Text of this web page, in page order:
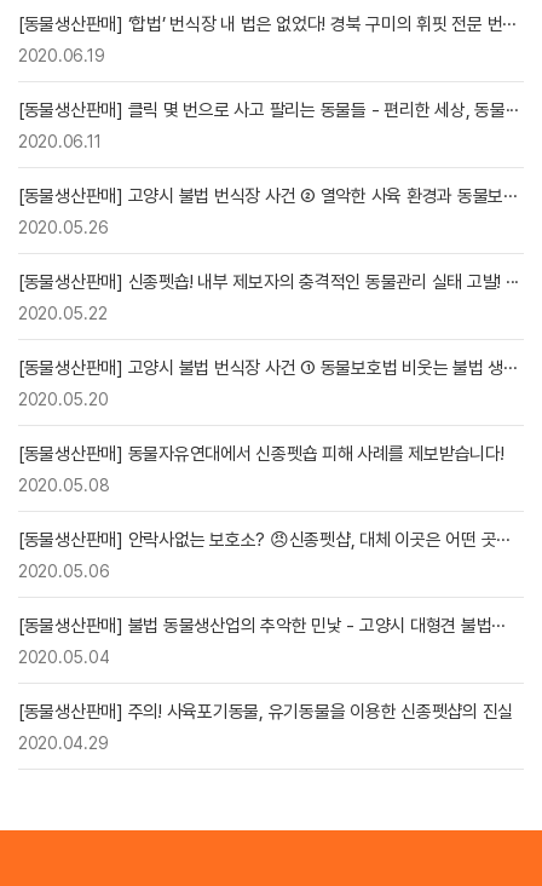
[동물생산판매] ‘합법’ 번식장 내 법은 없었다! 경북 구미의 휘핏 전문 번···
2020.06.19
[동물생산판매] 클릭 몇 번으로 사고 팔리는 동물들 - 편리한 세상, 동물···
2020.06.11
[동물생산판매] 고양시 불법 번식장 사건 ② 열악한 사육 환경과 동물보···
2020.05.26
[동물생산판매] 신종펫숍! 내부 제보자의 충격적인 동물관리 실태 고발! ···
2020.05.22
[동물생산판매] 고양시 불법 번식장 사건 ① 동물보호법 비웃는 불법 생···
2020.05.20
[동물생산판매] 동물자유연대에서 신종펫숍 피해 사례를 제보받습니다!
2020.05.08
[동물생산판매] 안락사없는 보호소? 😠신종펫샵, 대체 이곳은 어떤 곳···
2020.05.06
[동물생산판매] 불법 동물생산업의 추악한 민낯 - 고양시 대형견 불법···
2020.05.04
[동물생산판매] 주의! 사육포기동물, 유기동물을 이용한 신종펫샵의 진실
2020.04.29